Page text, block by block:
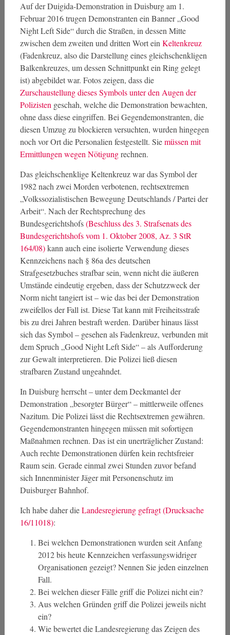
Auf der Duigida-Demonstration in Duisburg am 1.
Februar 2016 trugen Demonstranten ein Banner „Good
Night Left Side“ durch die Straßen, in dessen Mitte
zwischen dem zweiten und dritten Wort einKeltenkreuz
(Fadenkreuz, also die Darstellung eines gleichschenkligen
Balkenkreuzes, um dessen Schnittpunkt ein Ring gelegt
ist) abgebildet war. Fotos zeigen, dass die
Zurschaustellung dieses Symbols unter den Augen der
Polizistengeschah, welche die Demonstration bewachten,
ohne dass diese eingriffen. Bei Gegendemonstranten, die
diesen Umzug zu blockieren versuchten, wurden hingegen
noch vor Ort die Personalien festgestellt. Siemüssen mit
Ermittlungen wegen Nötigungrechnen.
Das gleichschenklige Keltenkreuz war das Symbol der
1982 nach zwei Morden verbotenen, rechtsextremen
„Volkssozialistischen Bewegung Deutschlands / Partei der
Arbeit“. Nach der Rechtsprechung des
Bundesgerichtshofs(Beschluss des 3. Strafsenats des
Bundesgerichtshofs vom 1. Oktober 2008, Az. 3 StR
164/08)kann auch eine isolierte Verwendung dieses
Kennzeichens nach § 86a des deutschen
Strafgesetzbuches strafbar sein, wenn nicht die äußeren
Umstände eindeutig ergeben, dass der Schutzzweck der
Norm nicht tangiert ist – wie das bei der Demonstration
zweifellos der Fall ist. Diese Tat kann mit Freiheitsstrafe
bis zu drei Jahren bestraft werden. Darüber hinaus lässt
sich das Symbol – gesehen als Fadenkreuz, verbunden mit
dem Spruch „Good Night Left Side“ – als Aufforderung
zur Gewalt interpretieren. Die Polizei ließ diesen
strafbaren Zustand ungeahndet.
In Duisburg herrscht – unter dem Deckmantel der
Demonstration „besorgter Bürger“ – mittlerweile offenes
Nazitum. Die Polizei lässt die Rechtsextremen gewähren.
Gegendemonstranten hingegen müssen mit sofortigen
Maßnahmen rechnen. Das ist ein unerträglicher Zustand:
Auch rechte Demonstrationen dürfen kein rechtsfreier
Raum sein. Gerade einmal zwei Stunden zuvor befand
sich Innenminister Jäger mit Personenschutz im
Duisburger Bahnhof.
Ich habe daher dieLandesregierung gefragt (Drucksache
16/11018):
Bei welchen Demonstrationen wurden seit Anfang
2012 bis heute Kennzeichen verfassungswidriger
Organisationen gezeigt? Nennen Sie jeden einzelnen
Fall.
Bei welchen dieser Fälle griff die Polizei nicht ein?
Aus welchen Gründen griff die Polizei jeweils nicht
ein?
Wie bewertet die Landesregierung das Zeigen des